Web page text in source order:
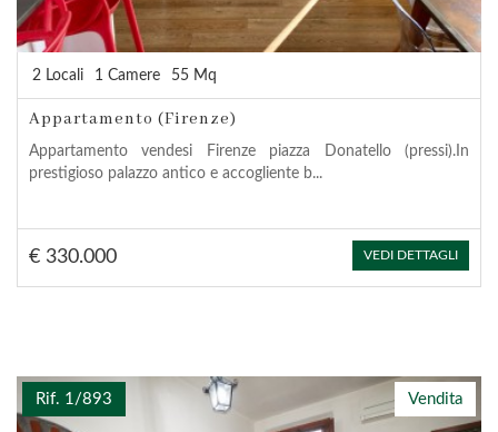
2 Locali 1 Camere 55 Mq
Appartamento (Firenze)
Appartamento vendesi Firenze piazza Donatello (pressi).In
prestigioso palazzo antico e accogliente b...
€ 330.000 VEDI DETTAGLI
Vendita
Rif. 1/893